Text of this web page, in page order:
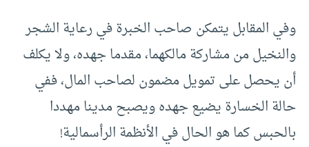
وفي المقابل يتمكن صاحب الخبرة في رعاية الشجر
والنخيل من مشاركة مالكهما، مقدما جهده، ولا يكلف
أن يحصل على تمويل مضمون لصاحب المال، ففي
حالة الخسارة يضيع جهده ويصبح مدينا مهددا
بالحبس كما هو الحال في الأنظمة الرأسمالية!